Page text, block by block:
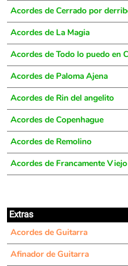
Acordes de Cerrado por
Acordes de La Magia
Acordes de Todo lo puedo en
Acordes de Paloma Ajena
Acordes de Rin del angelito
Acordes de Copenhague
Acordes de Remolino
Acordes de Francamente Viejo
Extras
Acordes de Guitarra
Afinador de Guitarra